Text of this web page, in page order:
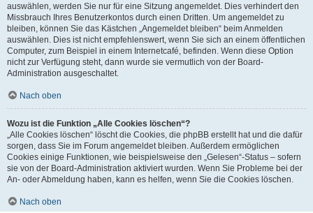
auswählen, werden Sie nur für eine Sitzung angemeldet. Dies verhindert den
Missbrauch Ihres Benutzerkontos durch einen Dritten. Um angemeldet zu
bleiben, können Sie das Kästchen „Angemeldet bleiben“ beim Anmelden
auswählen. Dies ist nicht empfehlenswert, wenn Sie sich an einem öffentlichen
Computer, zum Beispiel in einem Internetcafé, befinden. Wenn diese Option
nicht zur Verfügung steht, dann wurde sie vermutlich von der Board-
Administration ausgeschaltet.
Nach oben
Wozu ist die Funktion „Alle Cookies löschen“?
„Alle Cookies löschen“ löscht die Cookies, die phpBB erstellt hat und die dafür
sorgen, dass Sie im Forum angemeldet bleiben. Außerdem ermöglichen
Cookies einige Funktionen, wie beispielsweise den „Gelesen“-Status – sofern
sie von der Board-Administration aktiviert wurden. Wenn Sie Probleme bei der
An- oder Abmeldung haben, kann es helfen, wenn Sie die Cookies löschen.
Nach oben